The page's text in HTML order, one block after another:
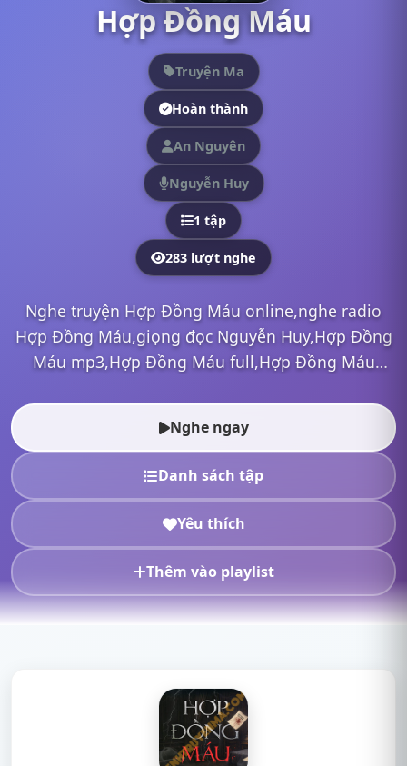
Hợp Đồng Máu
Truyện Ma
Hoàn thành
An Nguyên
Nguyễn Huy
1 tập
283 lượt nghe
Nghe truyện Hợp Đồng Máu online,nghe radio
Hợp Đồng Máu,giọng đọc Nguyễn Huy,Hợp Đồng
Máu mp3,Hợp Đồng Máu full,Hợp Đồng Máu
Nghe ngay
Danh sách tập
Yêu thích
Thêm vào playlist